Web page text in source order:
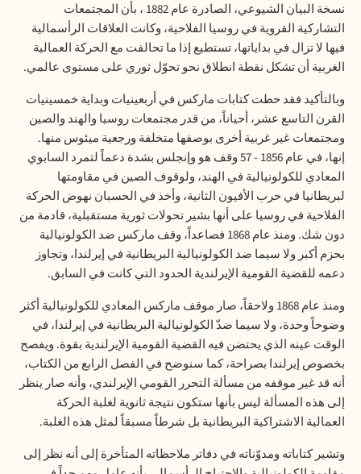
نسخة البيان الشيوعي، الصادرة عام1882 ، بأن المجتمعات
التشاركية القروية في روسيا الفلاحية، وكانت العلاقات الرأسمالية
فيها لا تزال في بداياتها، تستطيع إذا ما تحالفت مع الحركة العمالية
الغربية أن تشكل نقطة انطلاق نحو تحوّل ثوري على مستوى عالمي.
وبالتأكيد فقد حطت كتابات ماركس في أربعينيات وبداية خمسينيات
القرن التاسع عشر، أحياناً، من قدر مجتمعات روسيا والهند والصين
ومجتمعات غير غربية أخرى بوصفها متخلفة ورجعية ميئوس منها.
إنها، في عام 1856 - 57 وقف هو وإنجلس بشدة دعماً لتمرد السابوي
المعادي للكولونيالية في الهند، ولوقوف الصين في مقاومتها
لبريطانيا في حرب الأفيون الثانية، وأخذ في الحسبان نهوض الحركة
الفلاحية في روسيا على أنها بشير تحولات ثورية مستقبلية، قادمة من
دون شك. ومنذ عام1868 فصاعداً، وقف ماركس ضد الكولونيالية
بحزم أكبر ولا سيما ضد الكولونيالية البريطانية في إيرلندا، وتجاوز
دعمه للقضية القومية الإيرلندية الحدود التي كانت في السابق.
ومنذ عام1868 ولاحقاً، صار موقف ماركس المعادي للكولونيالية أكثر
وضوحاً وحدة، ولا سيما ضدّ الكولونيالية البريطانية في إيرلندا، في
الوقت عينه الذي يحتضن فيه القضية القومية الإيرلندية بقوة. ويفصح
بخصوص إيرلندا بصراحة، كما سنوضح في الفصل الرابع من الكتاب،
أنه قد غير موقفه من مسألة التحرر القومي الإيرلندي، وأنه صار ينظر
إلى هذه المسألة ليس بأنها ستكون نتيجة ثانوية لغلبة الحركة
العمالية الاشتراكية البريطانية بل شرطاً مسبقاً لمثل هذه الغلبة.
وتشير كتاباته ومدوّناته في دفاتر ملاحظاته المتأخرة إلى أنه نظر إلى